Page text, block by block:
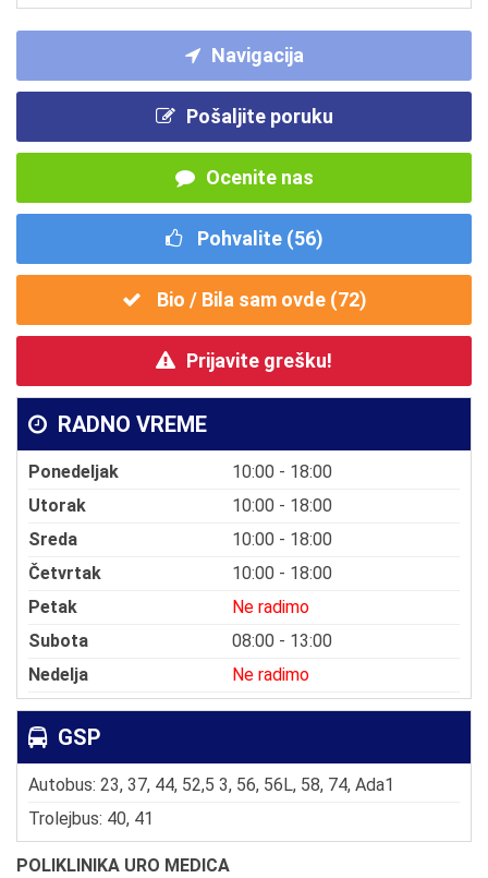
Navigacija
Pošaljite poruku
Ocenite nas
Pohvalite (56)
Bio / Bila sam ovde (72)
Prijavite grešku!
RADNO VREME
Ponedeljak
10:00 - 18:00
Utorak
10:00 - 18:00
Sreda
10:00 - 18:00
Četvrtak
10:00 - 18:00
Petak
Ne radimo
Subota
08:00 - 13:00
Nedelja
Ne radimo
GSP
Autobus: 23, 37, 44, 52,5 3, 56, 56L, 58, 74, Ada1
Trolejbus: 40, 41
POLIKLINIKA URO MEDICA